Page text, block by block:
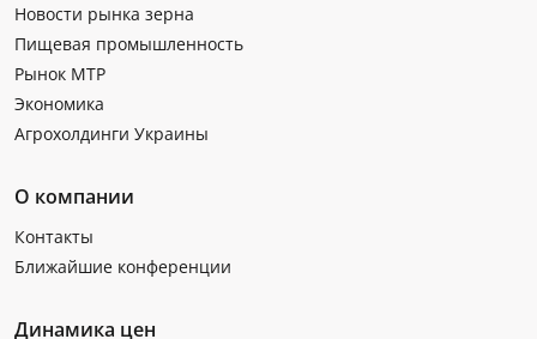
Новости рынка зерна
Пищевая промышленность
Рынок МТР
Экономика
Агрохолдинги Украины
О компании
Контакты
Ближайшие конференции
Динамика цен